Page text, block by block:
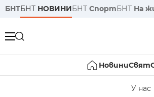
БНТБНТ НОВИНИБНТ СпортБНТ На
НовиниСвят
У нас